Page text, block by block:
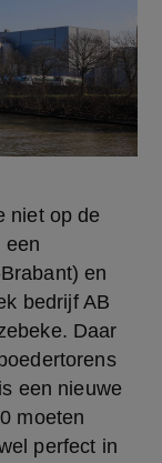
niet op de
een
en
bedrijf AB
Daar
een nieuwe
moeten
perfect in